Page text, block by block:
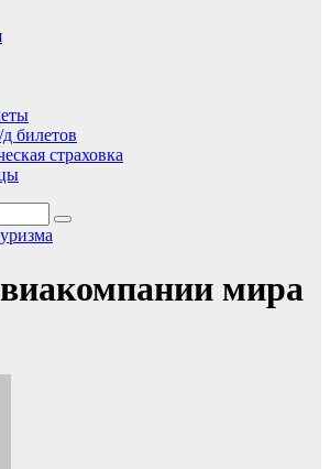
билетов
страховка
мира